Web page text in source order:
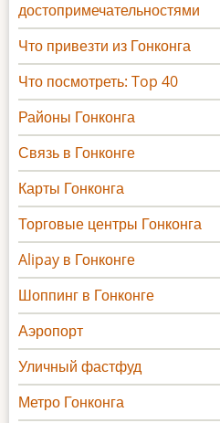
достопримечательностями
Что привезти из Гонконга
Что посмотреть: Top 40
Районы Гонконга
Связь в Гонконге
Карты Гонконга
Торговые центры Гонконга
Alipay в Гонконге
Шоппинг в Гонконге
Аэропорт
Уличный фастфуд
Метро Гонконга